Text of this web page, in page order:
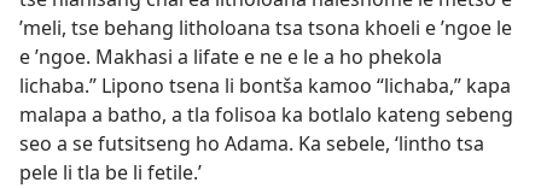
’meli, tse behang litholoana tsa tsona khoeli e ’ngoe le
e ’ngoe. Makhasi a lifate e ne e le a ho phekola
lichaba.” Lipono tsena li bontša kamoo “lichaba,” kapa
malapa a batho, a tla folisoa ka botlalo kateng sebeng
seo a se futsitseng ho Adama. Ka sebele, ‘lintho tsa
pele li tla be li fetile.’